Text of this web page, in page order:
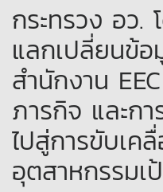
กระทรวง อว.
แลกเปลี่ยนข้
สำนักงาน
ภารกิจ และกา
ไปสู่การขับเ
อุตสาหกรรมเ